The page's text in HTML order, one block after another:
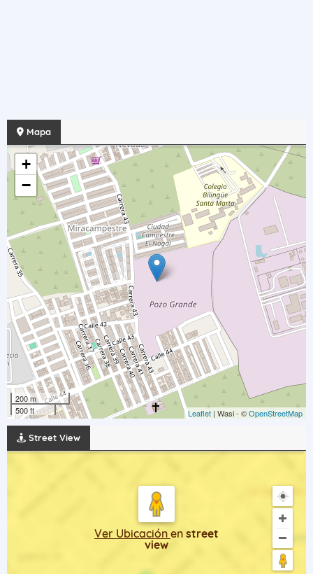
Mapa
+
−
200 m
500 ft
Leaflet | Wasi - ©OpenStreetMap
Street View
Ver Ubicación en street
view